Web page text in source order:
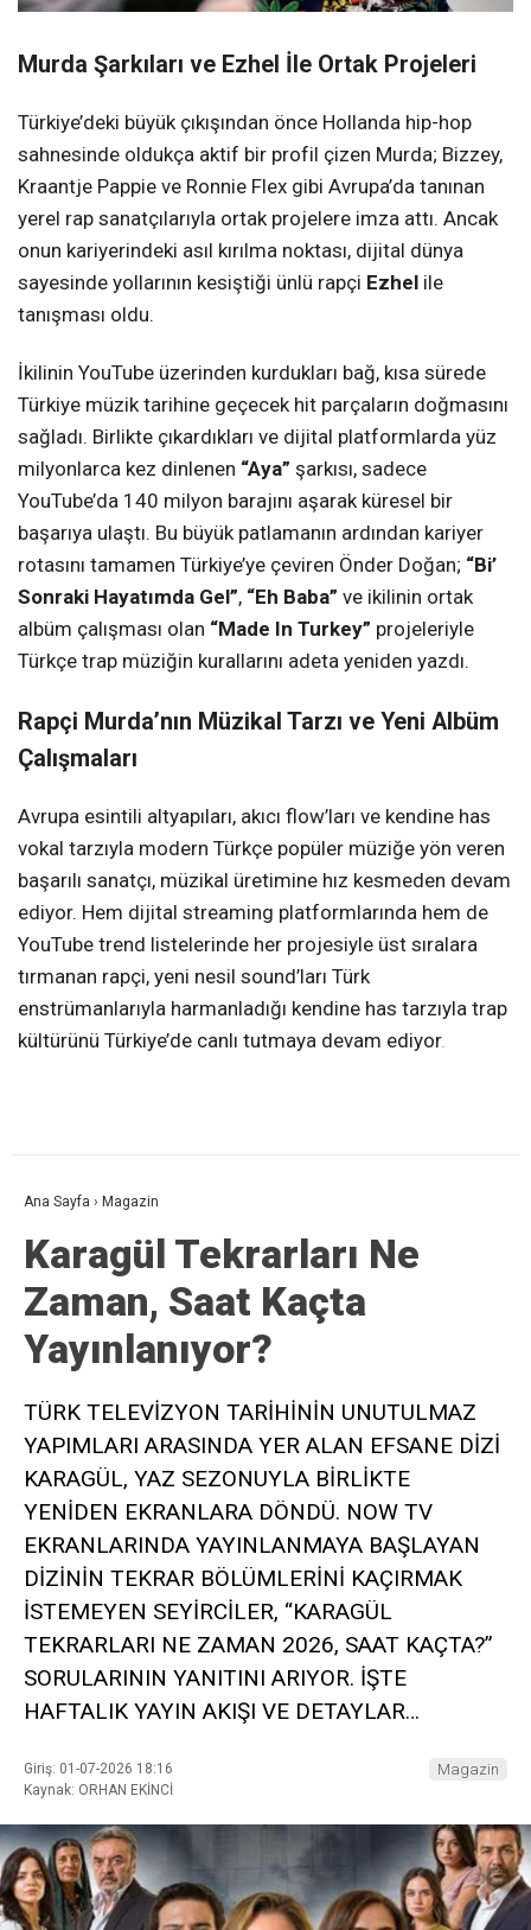
Murda Şarkıları ve Ezhel İle Ortak Projeleri
Türkiye’deki büyük çıkışından önce Hollanda hip-hop
sahnesinde oldukça aktif bir profil çizen Murda; Bizzey,
Kraantje Pappie ve Ronnie Flex gibi Avrupa’da tanınan
yerel rap sanatçılarıyla ortak projelere imza attı. Ancak
onun kariyerindeki asıl kırılma noktası, dijital dünya
sayesinde yollarının kesiştiği ünlü rapçi Ezhel ile
tanışması oldu.
İkilinin YouTube üzerinden kurdukları bağ, kısa sürede
Türkiye müzik tarihine geçecek hit parçaların doğmasını
sağladı. Birlikte çıkardıkları ve dijital platformlarda yüz
milyonlarca kez dinlenen “Aya” şarkısı, sadece
YouTube’da 140 milyon barajını aşarak küresel bir
başarıya ulaştı. Bu büyük patlamanın ardından kariyer
rotasını tamamen Türkiye’ye çeviren Önder Doğan; “Bi’
Sonraki Hayatımda Gel”, “Eh Baba” ve ikilinin ortak
albüm çalışması olan “Made In Turkey” projeleriyle
Türkçe trap müziğin kurallarını adeta yeniden yazdı.
Rapçi Murda’nın Müzikal Tarzı ve Yeni Albüm
Çalışmaları
Avrupa esintili altyapıları, akıcı flow’ları ve kendine has
vokal tarzıyla modern Türkçe popüler müziğe yön veren
başarılı sanatçı, müzikal üretimine hız kesmeden devam
ediyor. Hem dijital streaming platformlarında hem de
YouTube trend listelerinde her projesiyle üst sıralara
tırmanan rapçi, yeni nesil sound’ları Türk
enstrümanlarıyla harmanladığı kendine has tarzıyla trap
kültürünü Türkiye’de canlı tutmaya devam ediyor.
Ana Sayfa › Magazin
Karagül Tekrarları Ne
Zaman, Saat Kaçta
Yayınlanıyor?
TÜRK TELEVİZYON TARİHİNİN UNUTULMAZ
YAPIMLARI ARASINDA YER ALAN EFSANE DİZİ
KARAGÜL, YAZ SEZONUYLA BİRLİKTE
YENİDEN EKRANLARA DÖNDÜ. NOW TV
EKRANLARINDA YAYINLANMAYA BAŞLAYAN
DİZİNİN TEKRAR BÖLÜMLERİNİ KAÇIRMAK
İSTEMEYEN SEYİRCİLER, “KARAGÜL
TEKRARLARI NE ZAMAN 2026, SAAT KAÇTA?”
SORULARININ YANITINI ARIYOR. İŞTE
HAFTALIK YAYIN AKIŞI VE DETAYLAR…
Giriş: 01-07-2026 18:16
Kaynak: ORHAN EKİNCİ
Magazin